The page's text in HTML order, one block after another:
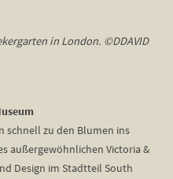
in London. ©DDAVID
schnell zu den Blumen ins
außergewöhnlichen Victoria &
Design im Stadtteil South